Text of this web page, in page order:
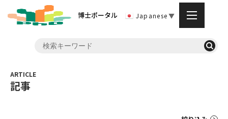
博士ポータル Japanese▼
記事